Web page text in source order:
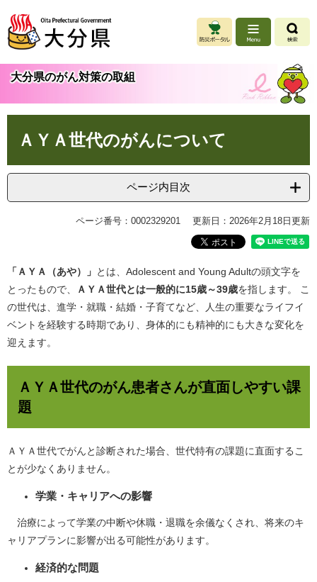
ジ
先
頭
ュ
を
飛
へ
大分県のがん対策の取組
ＡＹＡ世代のがんについて
ページ内目次
ページ番号：0002329201 更新日：2026年2月18日更新
「ＡＹＡ（あや）」 とは、Adolescent and Young Adultの頭文字を
とったもので、
ＡＹＡ世代とは一般的に15歳～39歳を指します。 こ
の世代は、進学・就職・結婚・子育てなど、人生の重要なライフイ
ベントを経験する時期であり、身体的にも精神的にも大きな変化を
迎えます。
ＡＹＡ世代のがん患者さんが直面しやすい課
題
ＡＹＡ世代でがんと診断された場合、世代特有の課題に直面するこ
とが少なくありません。
学業・キャリアへの影響
治療によって学業の中断や休職・退職を余儀なくされ、将来のキ
ャリアプランに影響が出る可能性があります。
経済的な問題